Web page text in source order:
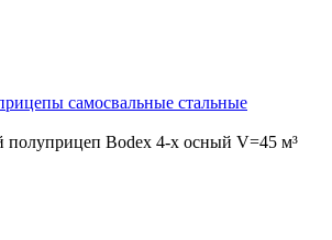
самосвальные стальные
полуприцеп Bodex 4-х осный V=45 м³